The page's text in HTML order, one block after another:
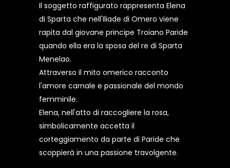
Il soggetto raffigurato rappresenta Elena
di Sparta che nell'Iliade di Omero viene
rapita dal giovane principe Troiano Paride
quando ella era la sposa del re di Sparta
Menelao.
Attraverso il mito omerico racconto
l'amore carnale e passionale del mondo
femminile.
Elena, nell'atto di raccogliere la rosa,
simbolicamente accetta il
corteggiamento da parte di Paride che
scoppierà in una passione travolgente.